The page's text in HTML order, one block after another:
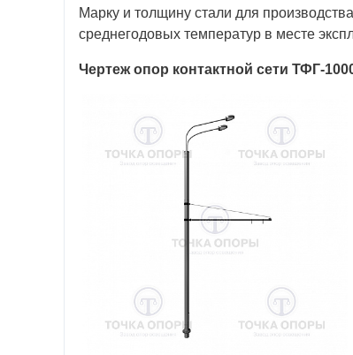
Марку и толщину стали для
среднегодовых температур в месте
Чертеж опор контактной сети ТФГ-